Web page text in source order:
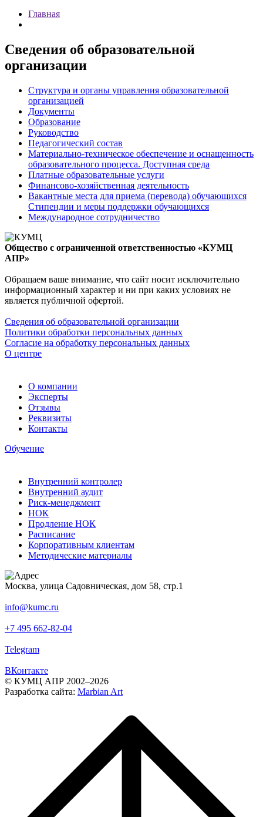
Главная
Сведения об образовательной
организации
Структура и органы управления образовательной
организацией
Документы
Образование
Руководство
Педагогический состав
Материально-техническое обеспечение и оснащенность
образовательного процесса. Доступная среда
Платные образовательные услуги
Финансово-хозяйственная деятельность
Вакантные места для приема (перевода) обучающихся
Стипендии и меры поддержки обучающихся
Международное сотрудничество
Общество с ограниченной ответственностью «КУМЦ
АПР»
Обращаем ваше внимание, что сайт носит исключительно
информационный характер и ни при каких условиях не
является публичной офертой.
Сведения об образовательной организации
Политики обработки персональных данных
Согласие на обработку персональных данных
О центре
О компании
Эксперты
Отзывы
Реквизиты
Контакты
Обучение
Внутренний контролер
Внутренний аудит
Риск-менеджмент
НОК
Продление НОК
Расписание
Корпоративным клиентам
Методические материалы
Москва, улица Садовническая, дом 58, стр.1
info@kumc.ru
+7 495 662-82-04
Telegram
ВКонтакте
© КУМЦ АПР 2002–2026
Разработка сайта: Marbian Art